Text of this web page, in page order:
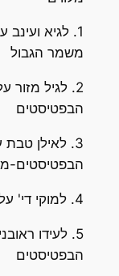
1. לגיא
משמר הגבול
2. לגיל
הבפטיסטים
3. לאילן
הבפטיסטים-
4. למוקי די' על הסימון בקטע לקיבוץ דליה
5. לעידו
הבפטיסטים